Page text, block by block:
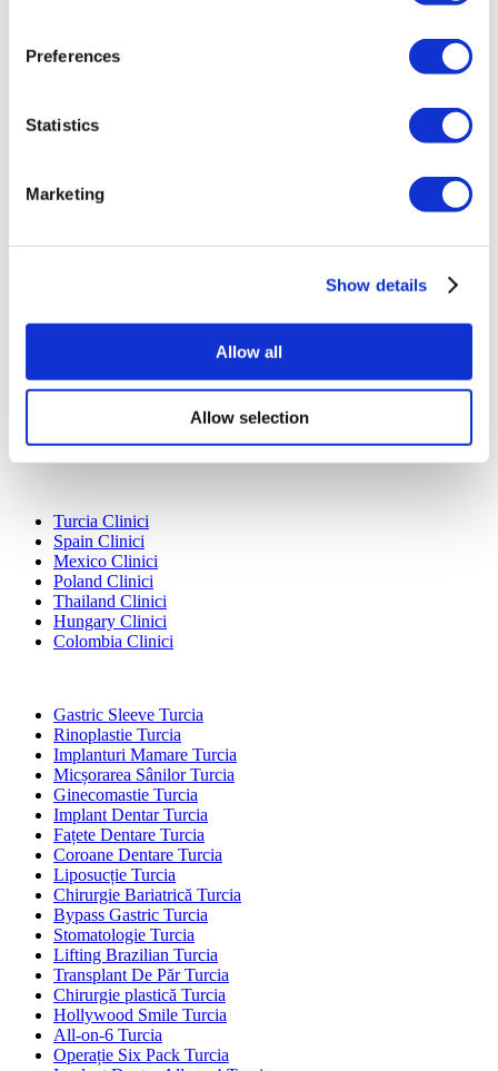
Preferences
Statistics
Marketing
Show details
Allow all
Allow selection
Ghid Pre-Op
Planuri De Plată
Politica de confidențialitate
Turcia Clinici
Spain Clinici
Mexico Clinici
Poland Clinici
Thailand Clinici
Hungary Clinici
Colombia Clinici
Gastric Sleeve Turcia
Rinoplastie Turcia
Implanturi Mamare Turcia
Micșorarea Sânilor Turcia
Ginecomastie Turcia
Implant Dentar Turcia
Fațete Dentare Turcia
Coroane Dentare Turcia
Liposucție Turcia
Chirurgie Bariatrică Turcia
Bypass Gastric Turcia
Stomatologie Turcia
Lifting Brazilian Turcia
Transplant De Păr Turcia
Chirurgie plastică Turcia
Hollywood Smile Turcia
All-on-6 Turcia
Operație Six Pack Turcia